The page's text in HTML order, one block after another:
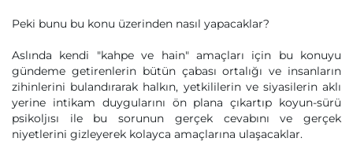
Peki bunu bu konu üzerinden nasıl yapacaklar?
Aslında kendi "kahpe ve hain" amaçları için bu konuyu
gündeme getirenlerin bütün çabası ortalığı ve insanların
zihinlerini bulandırarak halkın, yetkililerin ve siyasilerin aklı
yerine intikam duygularını ön plana çıkartıp koyun-sürü
psikoljısı ile bu sorunun gerçek cevabını ve gerçek
niyetlerini gizleyerek kolayca amaçlarına ulaşacaklar.